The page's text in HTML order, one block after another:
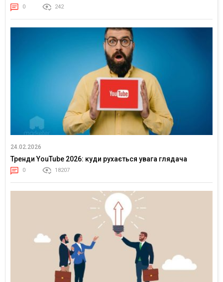
0 242
24.02.2026
Тренди YouTube 2026: куди рухається увага глядача
0 18207